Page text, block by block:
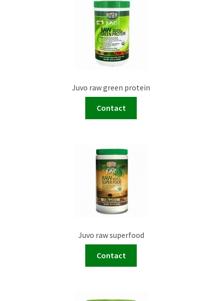
Juvo raw green protein
Contact
Juvo raw superfood
Contact